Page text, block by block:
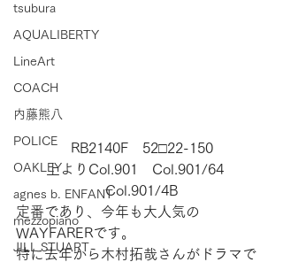
tsubura
AQUALIBERTY
LineArt
COACH
内藤熊八
POLICE
OAKLEY
agnes b. ENFANT
mezzopiano
JILL STUART
RB2140F　52□22-150
上よりCol.901　Col.901/64
Col.901/4B
定番であり、今年も大人気の
WAYFARERです。
特に去年から木村拓哉さんがドラマで